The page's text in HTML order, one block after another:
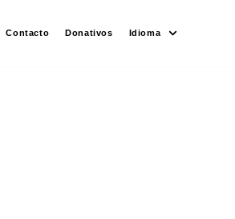
Contacto Donativos Idioma